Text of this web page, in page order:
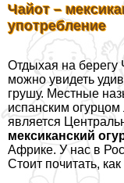
Чайот –
употрeбление
Отдыхая на берегу
можно увидеть
грушу. Местные
испанским
является
мексиканский
Африке. У нас в
Стоит почитать,